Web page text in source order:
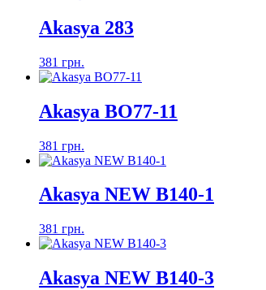
Akasya 283
381 грн.
Akasya ВО77-11
381 грн.
Akasya NEW B140-1
381 грн.
Akasya NEW B140-3